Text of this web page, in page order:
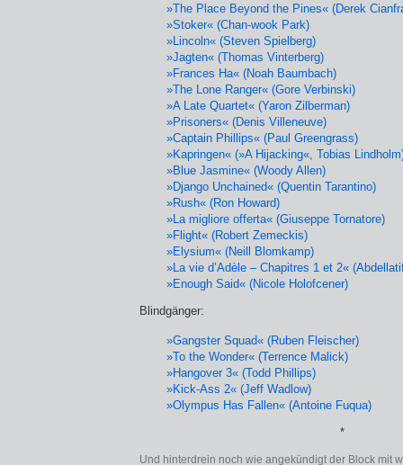
»The Place Beyond the Pines« (Derek
»Stoker« (Chan-wook Park)
»Lincoln« (Steven Spielberg)
»Jagten« (Thomas Vinterberg)
»Frances Ha« (Noah Baumbach)
»The Lone Ranger« (Gore Verbinski)
»A Late Quartet« (Yaron Zilberman)
»Prisoners« (Denis Villeneuve)
»Captain Phillips« (Paul Greengrass)
»Kapringen« (»A Hijacking«, Tobias
»Blue Jasmine« (Woody Allen)
»Django Unchained« (Quentin Tarantino)
»Rush« (Ron Howard)
»La migliore offerta« (Giuseppe Tornatore)
»Flight« (Robert Zemeckis)
»Elysium« (Neill Blomkamp)
»La vie d’Adèle – Chapitres 1 et 2«
»Enough Said« (Nicole Holofcener)
Blindgänger:
»Gangster Squad« (Ruben Fleischer)
»To the Wonder« (Terrence Malick)
»Hangover 3« (Todd Phillips)
»Kick-Ass 2« (Jeff Wadlow)
»Olympus Has Fallen« (Antoine Fuqua)
*
Und hinterdrein noch wie angekündigt der Block mit